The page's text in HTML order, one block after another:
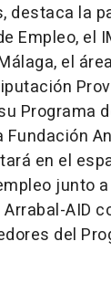
destaca la
Empleo, el
el
Programa
Fundación
en el
junto
AID
del